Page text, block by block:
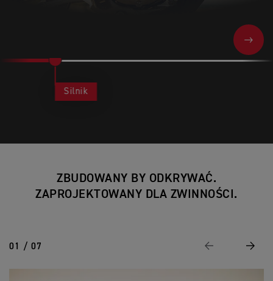
NEXT
Silnik
ZBUDOWANY BY ODKRYWAĆ.
ZAPROJEKTOWANY DLA ZWINNOŚCI.
01 / 07 Wstecz